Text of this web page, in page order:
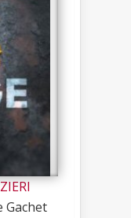
Gachet